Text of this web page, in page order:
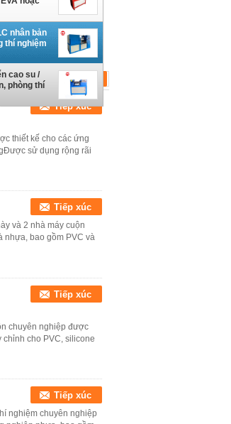
nhân bản
thí nghiệm
cao su /
phòng thí
Tiếp xúc
thiết kế cho các ứng
sử dụng rộng rãi
Tiếp xúc
và 2 nhà máy cuộn
nhựa, bao gồm PVC và
Tiếp xúc
chuyên nghiệp được
cho PVC, silicone
Tiếp xúc
nghiệm chuyên nghiệp